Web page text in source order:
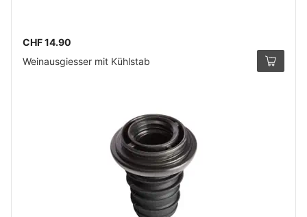
CHF 14.90
Weinausgiesser mit Kühlstab